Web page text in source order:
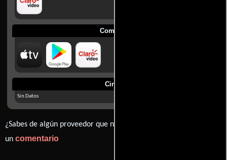
Comprar
Cines
Sin Datos
¿Sabes de algún proveedor que no estamos mostrando? déjanos
un comentario